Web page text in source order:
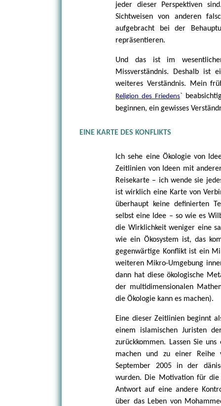
jeder dieser Perspektiven
Sichtweisen von anderen
aufgebracht bei der
repräsentieren.
Und das ist im
Missverständnis. Deshalb ist
weiteres Verständnis. Mein
Religion des Friedens`
beginnen, ein gewisses
EINE KARTE DES KONFLIKTS
Ich sehe eine Ökologie von
Zeitlinien von Ideen mit
Reisekarte – ich wende sie
ist wirklich eine Karte von
überhaupt keine definierten
selbst eine Idee – so wie es
die Wirklichkeit weniger eine
wie ein Ökosystem ist, das
gegenwärtige Konflikt ist ein
weiteren Mikro-Umgebung
dann hat diese ökologische
der multidimensionalen
die Ökologie kann es machen).
Eine dieser Zeitlinien beginnt
einem islamischen Juristen
zurückkommen. Lassen Sie
machen und zu einer Reihe
September 2005 in der
wurden. Die Motivation für
Antwort auf eine andere
über das Leben von